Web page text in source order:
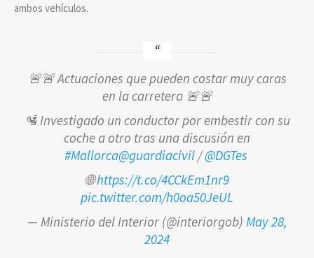
ambos vehículos.
🚨🚨 Actuaciones que pueden costar muy caras
en la carretera 🚨🚨
🛂 Investigado un conductor por embestir con su
coche a otro tras una discusión en
#Mallorca@guardiacivil/@DGTes
🌐https://t.co/4CCkEm1nr9
pic.twitter.com/h0oa50JeUL
— Ministerio del Interior (@interiorgob) May 28,
2024